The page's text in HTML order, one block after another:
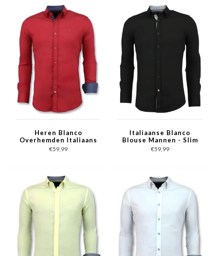
Heren Blanco
Overhemden Italiaans
- Slim Fit Blouse -
3037 - Rood
€59,99
Italiaanse Blanco
Blouse Mannen - Slim
Fit Overhemden -
3036 - Zwart
€59,99